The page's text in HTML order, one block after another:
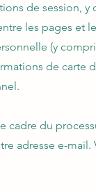
de session,
les pages et
(y
de carte
cadre du
adresse e-